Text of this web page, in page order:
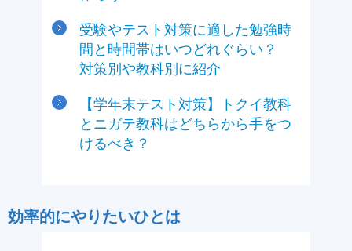
受験やテスト対策に適した勉強時
間と時間帯はいつどれぐらい？
対策別や教科別に紹介
【学年末テスト対策】トクイ教科
とニガテ教科はどちらから手をつ
けるべき？
効率的にやりたいひとは